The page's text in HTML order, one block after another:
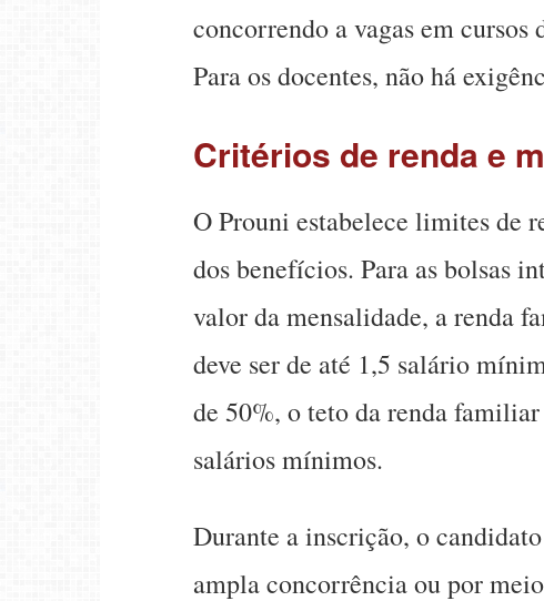
concorrendo a vagas em
Para os docentes, não há
Critérios de renda e
O Prouni estabelece limites de
dos benefícios. Para as bolsas
valor da mensalidade, a renda
deve ser de até 1,5 salário
de 50%, o teto da renda
salários mínimos.
Durante a inscrição, o
ampla concorrência ou por